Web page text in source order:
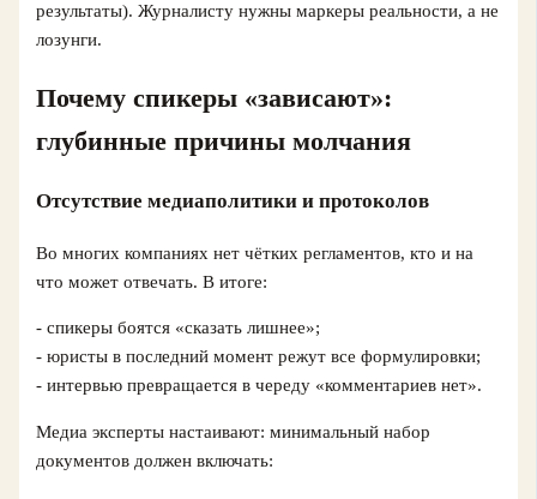
результаты). Журналисту нужны маркеры реальности, а не
лозунги.
Почему спикеры «зависают»:
глубинные причины молчания
Отсутствие медиаполитики и протоколов
Во многих компаниях нет чётких регламентов, кто и на
что может отвечать. В итоге:
- спикеры боятся «сказать лишнее»;
- юристы в последний момент режут все формулировки;
- интервью превращается в череду «комментариев нет».
Медиа эксперты настаивают: минимальный набор
документов должен включать: